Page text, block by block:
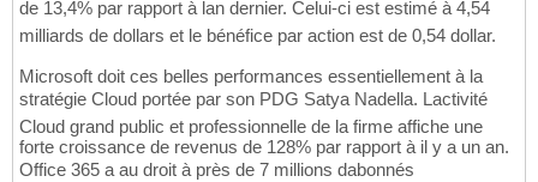
de 13,4% par rapport à lan dernier. Celui-ci est estimé à 4,54
milliards de dollars et le bénéfice par action est de 0,54 dollar.
Microsoft doit ces belles performances essentiellement à la
stratégie Cloud portée par son PDG Satya Nadella. Lactivité
Cloud grand public et professionnelle de la firme affiche une
forte croissance de revenus de 128% par rapport à il y a un an.
Office 365 a au droit à près de 7 millions dabonnés